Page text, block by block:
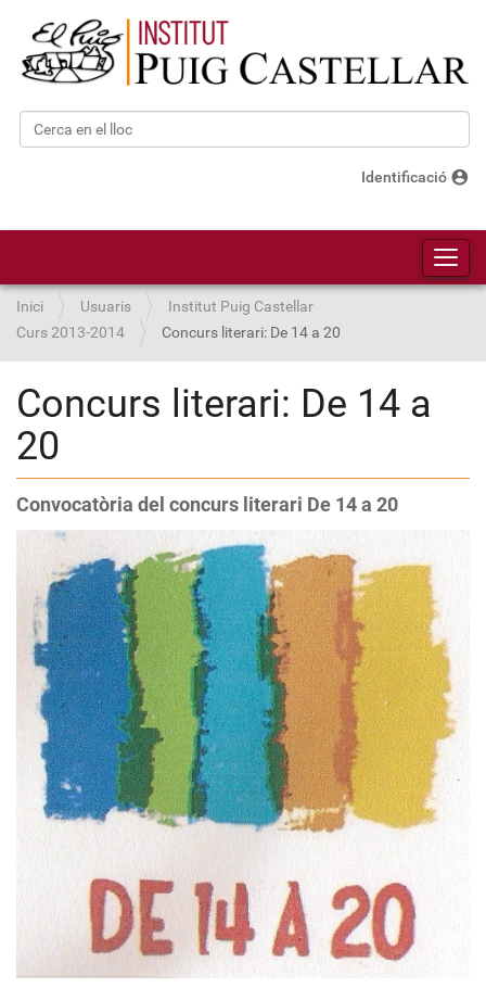
Cerca
Identificació account_circle
Inici Usuaris
Institut Puig Castellar
Curs 2013-2014
Concurs literari: De 14 a 20
Concurs literari: De 14 a
20
Convocatòria del concurs literari De 14 a 20